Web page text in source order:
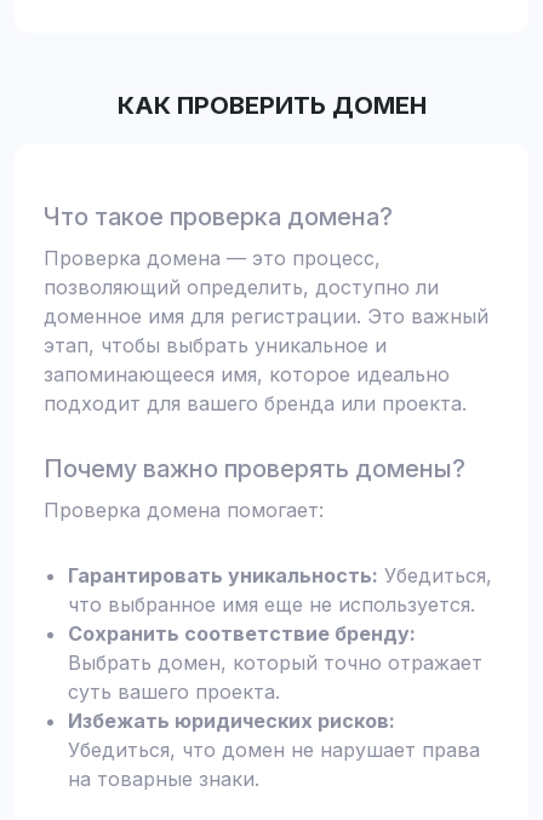
КАК ПРОВЕРИТЬ ДОМЕН
Что такое проверка домена?
Проверка домена — это процесс,
позволяющий определить, доступно ли
доменное имя для регистрации. Это важный
этап, чтобы выбрать уникальное и
запоминающееся имя, которое идеально
подходит для вашего бренда или проекта.
Почему важно проверять домены?
Проверка домена помогает:
Гарантировать уникальность: Убедиться,
что выбранное имя еще не используется.
Сохранить соответствие бренду:
Выбрать домен, который точно отражает
суть вашего проекта.
Избежать юридических рисков:
Убедиться, что домен не нарушает права
на товарные знаки.